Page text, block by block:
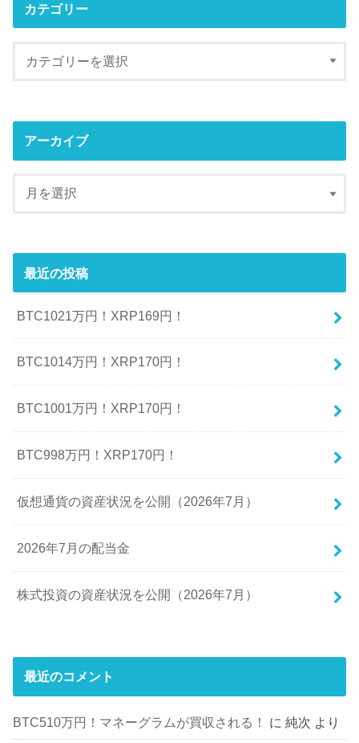
カテゴリー
アーカイブ
最近の投稿
BTC1021万円！XRP169円！
BTC1014万円！XRP170円！
BTC1001万円！XRP170円！
BTC998万円！XRP170円！
仮想通貨の資産状況を公開（2026年7月）
2026年7月の配当金
株式投資の資産状況を公開（2026年7月）
最近のコメント
BTC510万円！マネーグラムが買収される！ に純次 より